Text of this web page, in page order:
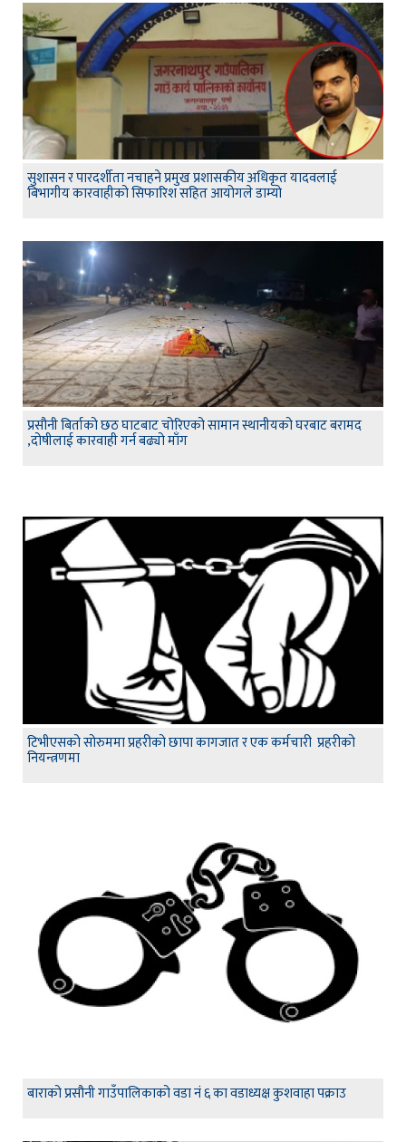
सुशासन र पारदर्शीता नचाहने प्रमुख प्रशासकीय अधिकृत यादवलाई
बिभागीय कारवाहीको सिफारिश सहित आयोगले डाम्यो
प्रसौनी बिर्ताको छठ घाटबाट चोरिएको सामान स्थानीयको घरबाट बरामद
,दोषीलाई कारवाही गर्न बढ्यो माँग
टिभीएसको सोरुममा प्रहरीको छापा कागजात र एक कर्मचारी प्रहरीको
नियन्त्रणमा
बाराको प्रसौनी गाउँपालिकाको वडा नं ६ का वडाध्यक्ष कुशवाहा पक्राउ